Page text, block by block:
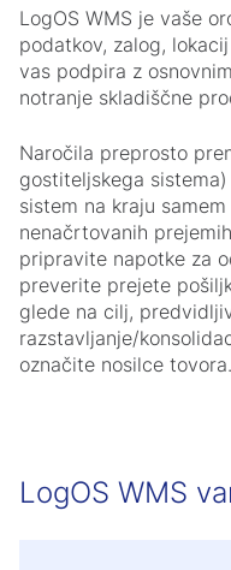
LogOS WMS je vaše
podatkov, zalog,
vas podpira z
notranje skladiščne
Naročila preprosto
gostiteljskega
sistem na kraju
nenačrtovanih
pripravite napotke za
preverite prejete
glede na cilj,
razstavljanje/
označite nosilce tovora.
LogOS WMS